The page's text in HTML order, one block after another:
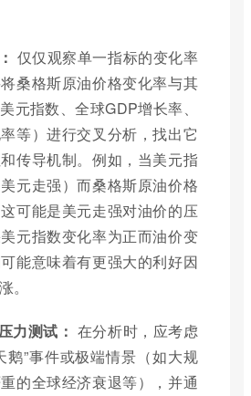
仅仅观察单一指标的变化率
桑格斯原油价格变化率与其
元指数、全球GDP增长率、
等）进行交叉分析，找出它
传导机制。例如，当美元指
元走强）而桑格斯原油价格
可能是美元走强对油价的压
元指数变化率为正而油价变
能意味着有更强大的利好因
。
力测试： 在分析时，应考虑
鹅”事件或极端情景（如大规
的全球经济衰退等），并通